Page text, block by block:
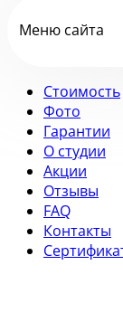
Меню сайта
Стоимость
Фото
Гарантии
О студии
Акции
Отзывы
FAQ
Контакты